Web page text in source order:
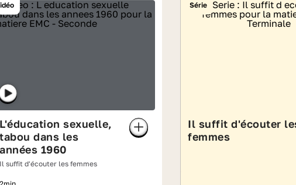
L'éducation sexuelle,
tabou dans les
années 1960
Il suffit d'écouter les femmes
Série
Il suffit d'écouter
femmes